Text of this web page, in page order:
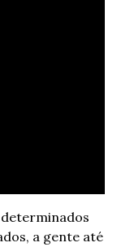
a gente até